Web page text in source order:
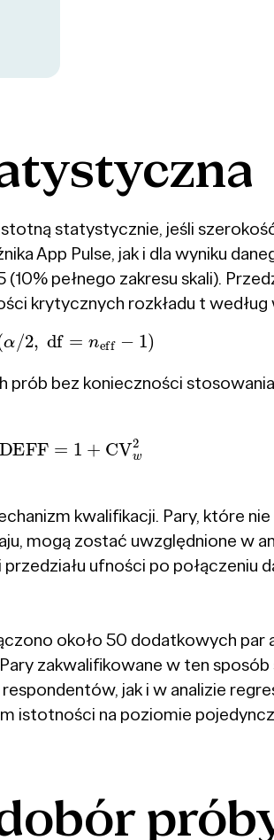
istotną statystycznie, jeśli
App Pulse, jak i dla wyniku
pełnego zakresu skali).
krytycznych rozkładu t według
t α/ ,df neff
prób bez konieczności
DEFF + CV w2
kwalifikacji. Pary, które nie
mogą zostać uwzględnione w
ufności po połączeniu
około 50 dodatkowych par
zakwalifikowane w ten
jak i w analizie
istotności na poziomie